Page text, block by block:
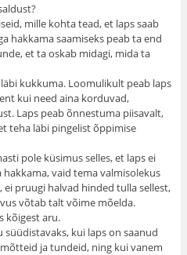
mille kohta tead, et laps saab
hakkama saamiseks peab ta end
et ta oskab midagi, mida ta
läbi kukkuma. Loomulikult peab laps
kui need aina korduvad,
Laps peab õnnestuma piisavalt,
teha läbi pingelist õppimise
pole küsimus selles, et laps ei
vaid tema valmisolekus
pruugi halvad hinded tulla sellest,
võtab talt võime mõelda.
kõigest aru.
süüdistavaks, kui laps on saanud
ja tundeid, ning kui vanem